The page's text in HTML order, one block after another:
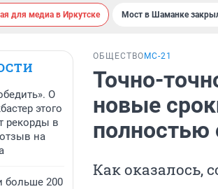
для медиа в Иркутске Мост в Шаманке
О
этого
рекорды в
на
больше 200
ОБЩЕСТВО МС-21
Точно-
новые
полностью
Как оказалось,